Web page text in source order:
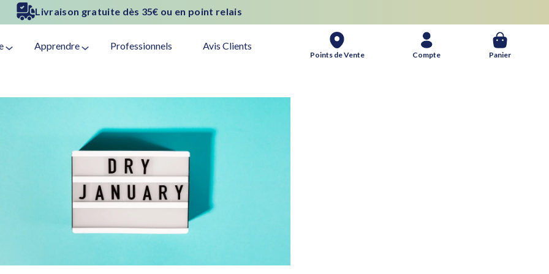
Satisfait ou Remboursé 30 jours
Points de Vente Compte Panier
Panier
Apprendre Professionnels Avis Clients